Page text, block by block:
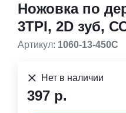
Ножовка по
3TPI, 2D зуб,
Артикул: 1060-13-450С
Нет в наличии
397 р.